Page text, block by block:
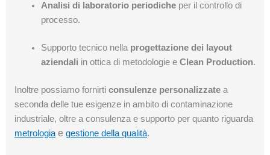
Analisi di laboratorio periodicheper il controllo di
processo.
Supporto tecnico nella progettazione dei layout
aziendali in ottica di metodologie e Clean Production.
Inoltre possiamo fornirti consulenze personalizzate a
seconda delle tue esigenze in ambito di contaminazione
industriale, oltre a consulenza e supporto per quanto riguarda
metrologia e gestione della qualità.